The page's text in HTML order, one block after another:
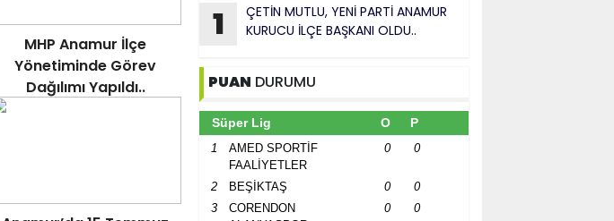
MHP Anamur İlçe
Yönetiminde Görev
Dağılımı Yapıldı..
1
ÇETİN MUTLU, YENİ PARTİ ANAMUR
KURUCU İLÇE BAŞKANI OLDU..
PUAN DURUMU
Süper Lig O P
1
AMED SPORTİF
FAALİYETLER
0 0
2 BEŞİKTAŞ 0
0
3
CORENDON
0 0